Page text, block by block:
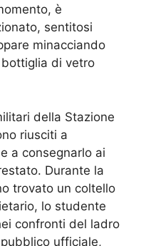
è
sentitosi
minacciando
di vetro
della Stazione
riusciti a
e a consegnarlo ai
Durante la
trovato un coltello
lo studente
confronti del ladro
ufficiale,